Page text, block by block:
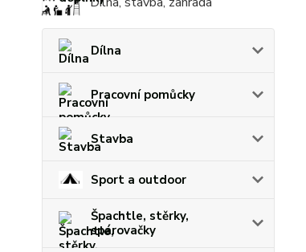
Dílna
Pracovní pomůcky
Stavba
Sport a outdoor
Špachtle, stěrky,
spárovačky